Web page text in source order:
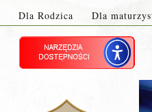
Dla Rodzica Dla